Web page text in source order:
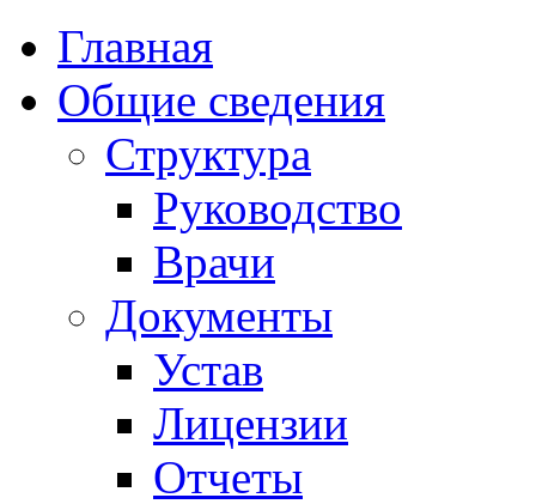
Главная
Общие сведения
Структура
Руководство
Врачи
Документы
Устав
Лицензии
Отчеты